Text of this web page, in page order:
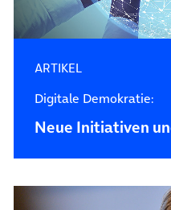
ARTIKEL
Digitale Demokratie:
Neue Initiativen